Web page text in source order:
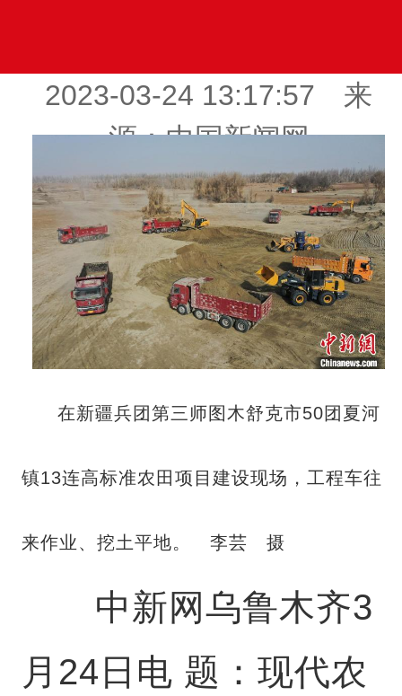
2023-03-24 13:17:57 来
源：中国新闻网
在新疆兵团第三师图木舒克市50团夏河
镇13连高标准农田项目建设现场，工程车往
来作业、挖土平地。 李芸 摄
中新网乌鲁木齐3
月24日电 题：现代农